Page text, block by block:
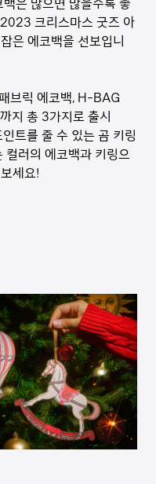
크리스마스 굿즈 아
은 에코백을 선보입니
브릭 에코백, H-BAG
지 총 3가지로 출시
트를 줄 수 있는 곰 키링
컬러의 에코백과 키링으
세요!